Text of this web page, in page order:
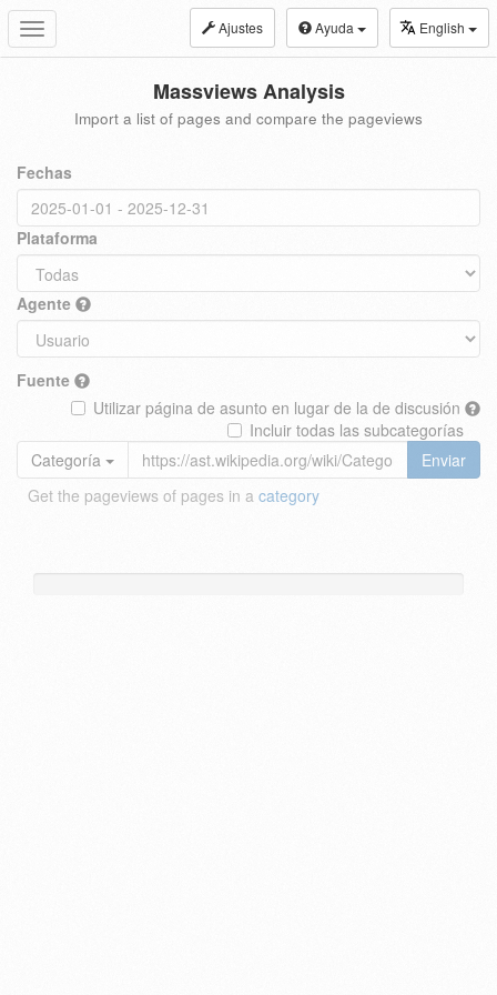
Toggle
navigation
Ajustes Ayuda English
Massviews Analysis
Import a list of pages and compare the pageviews
Fechas
Plataforma
Agente
Fuente
Utilizar página de asunto en lugar de la de discusión
Incluir todas las subcategorías
Categoría
Enviar
Get the pageviews of pages in a category